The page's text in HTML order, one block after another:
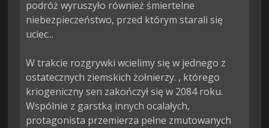
podróż wyruszyło również śmiertelne
niebezpieczeństwo, przed którym starali się
uciec...
W trakcie rozgrywki wcielimy się w jednego z
ostatecznych ziemskich żołnierzy. , którego
kriogeniczny sen zakończył się w 2084 roku.
Wspólnie z garstką innych ocalałych,
protagonista przemierza pełne zmutowanych